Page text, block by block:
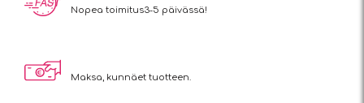
Nopea toimitus3-5 päivässä!
Maksa, kunnäet tuotteen.